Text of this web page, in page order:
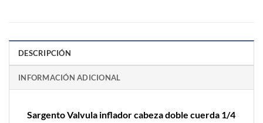
DESCRIPCIÓN
INFORMACIÓN ADICIONAL
Sargento Valvula inflador cabeza doble cuerda 1/4